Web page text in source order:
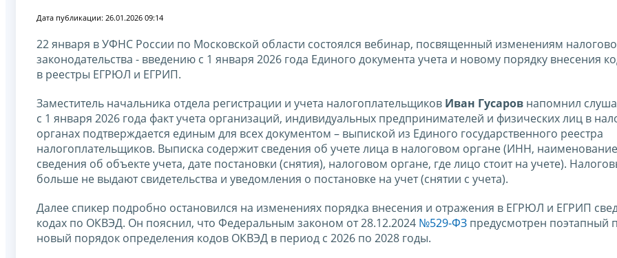
Дата публикации: 26.01.2026 09:14
22 января в УФНС России по Московской области состоялся вебинар, посвященный изменениям
законодательства - введению с 1 января 2026 года Единого документа учета и новому порядку внесения
в реестры ЕГРЮЛ и ЕГРИП.
Заместитель начальника отдела регистрации и учета налогоплательщиков Иван Гусаров напомнил
с 1 января 2026 года факт учета организаций, индивидуальных предпринимателей и физических лиц в
органах подтверждается единым для всех документом – выпиской из Единого государственного реестра
налогоплательщиков. Выписка содержит сведения об учете лица в налоговом органе (ИНН,
сведения об объекте учета, дате постановки (снятия), налоговом органе, где лицо стоит на учете).
больше не выдают свидетельства и уведомления о постановке на учет (снятии с учета).
Далее спикер подробно остановился на изменениях порядка внесения и отражения в ЕГРЮЛ и ЕГРИП
кодах по ОКВЭД. Он пояснил, что Федеральным законом от 28.12.2024 №529-ФЗ предусмотрен поэтапный
новый порядок определения кодов ОКВЭД в период с 2026 по 2028 годы.